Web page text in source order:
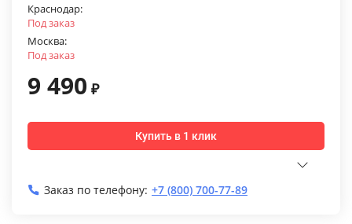
Краснодар:
Под заказ
Москва:
Под заказ
9 490 ₽
Купить в 1 клик
Заказ по телефону: +7 (800) 700-77-89